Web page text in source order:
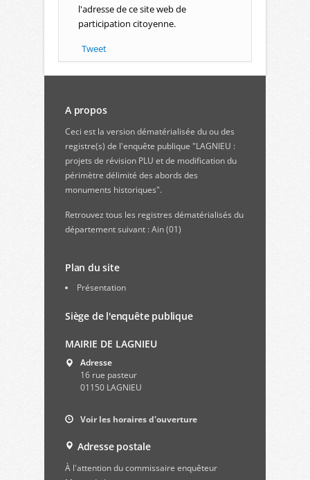
l'adresse de ce site web de
participation citoyenne.
Tweet
A propos
Ceci est la version dématérialisée du ou des
registre(s) de l'enquête publique "LAGNIEU :
projets de révision PLU et de modification du
périmètre délimité des abords des
monuments historiques".
Retrouvez tous les registres dématérialisés du
département suivant : Ain (01)
Plan du site
Présentation
Siège de l'enquête publique
MAIRIE DE LAGNIEU
Adresse
16 rue pasteur
01150 LAGNIEU
Voir les horaires d'ouverture
Adresse postale
À l'attention du commissaire enquêteur